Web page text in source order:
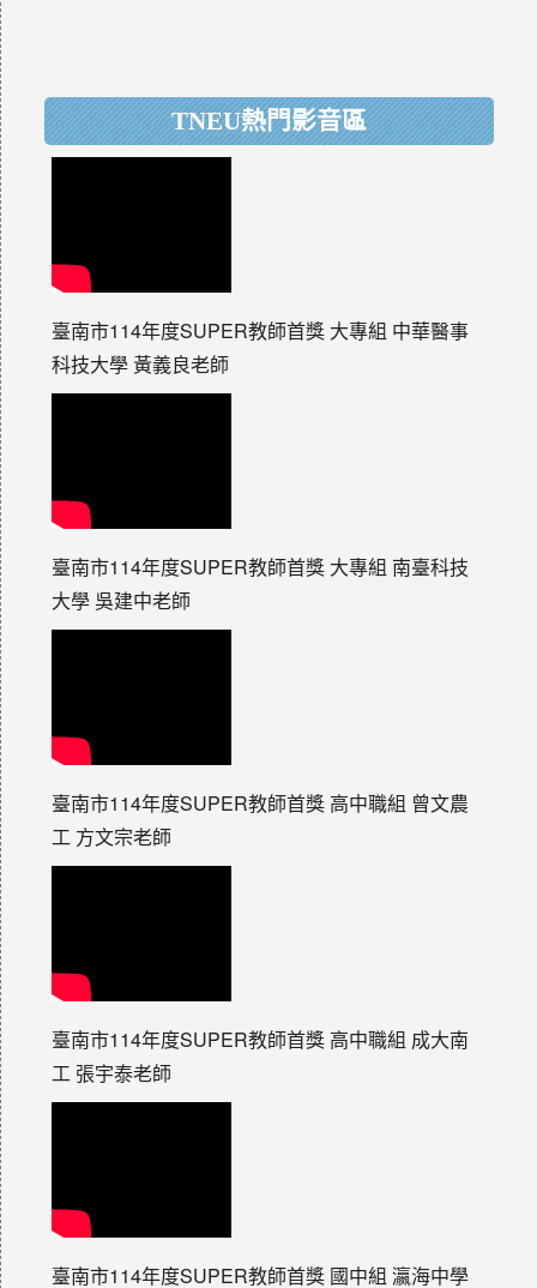
TNEU熱門影音區
臺南市114年度SUPER教師首獎 大專組 中華醫事
科技大學 黃義良老師
臺南市114年度SUPER教師首獎 大專組 南臺科技
大學 吳建中老師
臺南市114年度SUPER教師首獎 高中職組 曾文農
工 方文宗老師
臺南市114年度SUPER教師首獎 高中職組 成大南
工 張宇泰老師
臺南市114年度SUPER教師首獎 國中組 瀛海中學